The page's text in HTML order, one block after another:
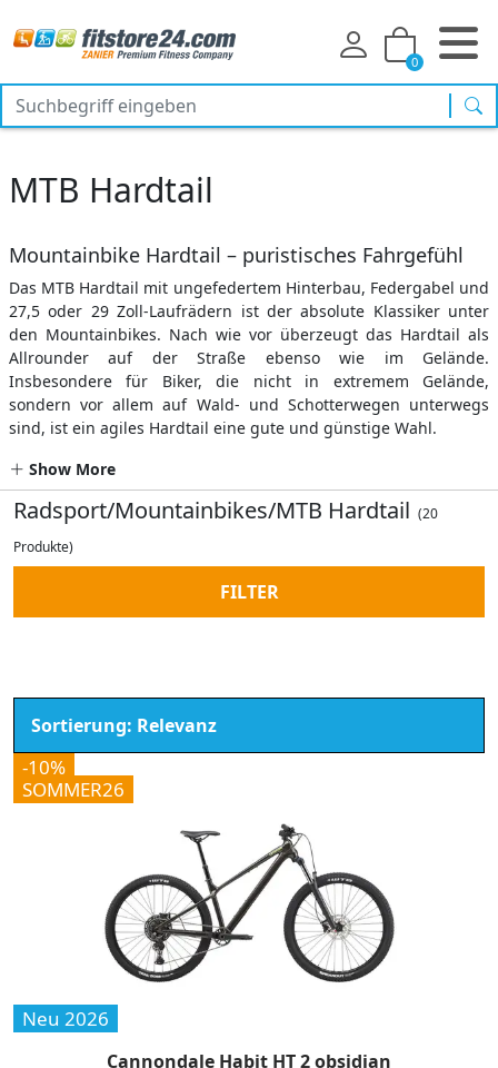
0
MTB Hardtail
Mountainbike Hardtail – puristisches Fahrgefühl
Das MTB Hardtail mit ungefedertem Hinterbau, Federgabel und
27,5 oder 29 Zoll-Laufrädern ist der absolute Klassiker unter
den Mountainbikes. Nach wie vor überzeugt das Hardtail als
Allrounder auf der Straße ebenso wie im Gelände.
Insbesondere für Biker, die nicht in extremem Gelände,
sondern vor allem auf Wald- und Schotterwegen unterwegs
sind, ist ein agiles Hardtail eine gute und günstige Wahl.
Show More
Radsport/Mountainbikes/MTB Hardtail (20
Produkte)
FILTER
-10%
SOMMER26
Neu 2026
Cannondale Habit HT 2 obsidian